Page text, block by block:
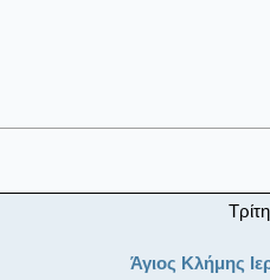
Άγιος Κλήμης